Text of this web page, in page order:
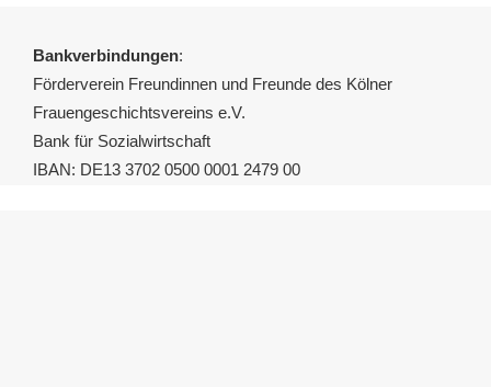
Bankverbindungen:
Förderverein Freundinnen und Freunde des Kölner
Frauengeschichtsvereins e.V.
Bank für Sozialwirtschaft
IBAN: DE13 3702 0500 0001 2479 00